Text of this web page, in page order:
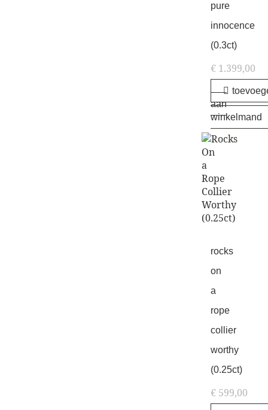
pure
innocence
(0.3ct)
€1.399,00
aan
winkelmand
rocks
on
a
rope
collier
worthy
(0.25ct)
€599,00